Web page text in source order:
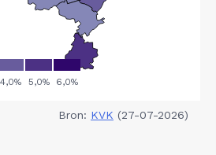
Bron: KVK (27-07-2026)